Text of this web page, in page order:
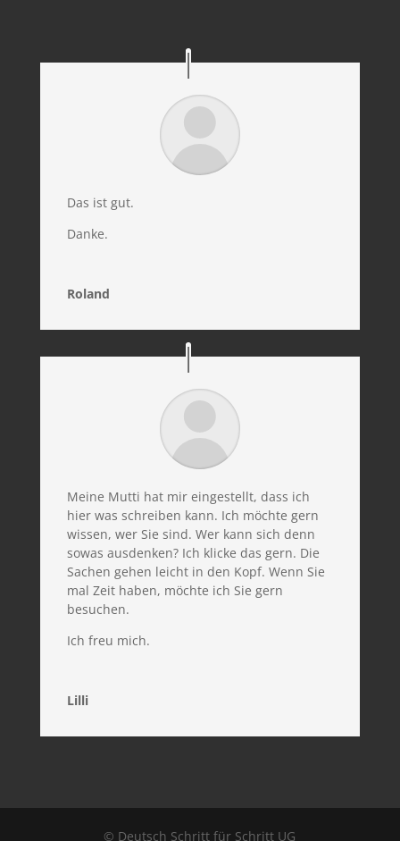
Das ist gut.
Danke.
Roland
Meine Mutti hat mir eingestellt, dass ich
hier was schreiben kann. Ich möchte gern
wissen, wer Sie sind. Wer kann sich denn
sowas ausdenken? Ich klicke das gern. Die
Sachen gehen leicht in den Kopf. Wenn Sie
mal Zeit haben, möchte ich Sie gern
besuchen.
Ich freu mich.
Lilli
© Deutsch Schritt für Schritt UG